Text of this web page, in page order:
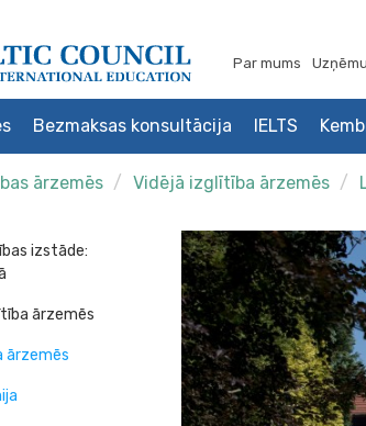
Par mums
Bezmaksas konsultācija IELTS
ārzemēs Vidējā izglītība ārzemēs
izstāde:
ārzemēs
ārzemēs